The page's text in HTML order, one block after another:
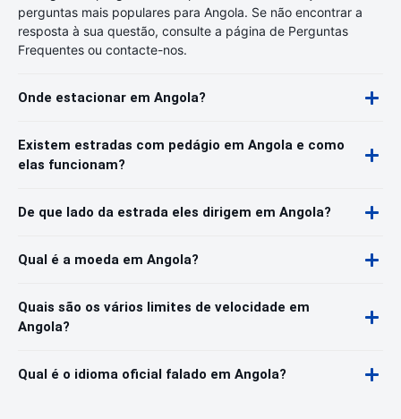
perguntas mais populares para Angola. Se não encontrar a
resposta à sua questão, consulte a página de Perguntas
Frequentes ou contacte-nos.
Onde estacionar em Angola?
Existem estradas com pedágio em Angola e como
elas funcionam?
De que lado da estrada eles dirigem em Angola?
Qual é a moeda em Angola?
Quais são os vários limites de velocidade em
Angola?
Qual é o idioma oficial falado em Angola?